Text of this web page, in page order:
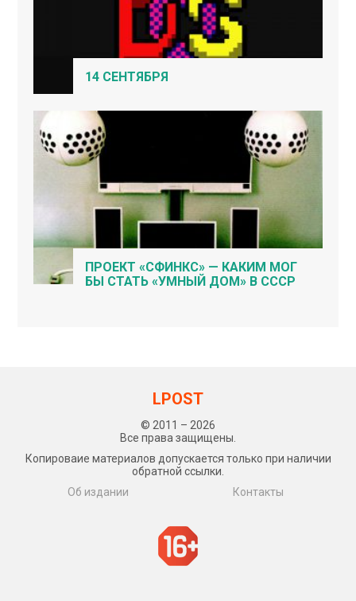
14 СЕНТЯБРЯ
ПРОЕКТ «СФИНКС» — КАКИМ МОГ
БЫ СТАТЬ «УМНЫЙ ДОМ» В СССР
LPOST
© 2011 – 2026
Все права защищены.
Копироваие материалов допускается только при наличии
обратной ссылки.
Об издании
Контакты